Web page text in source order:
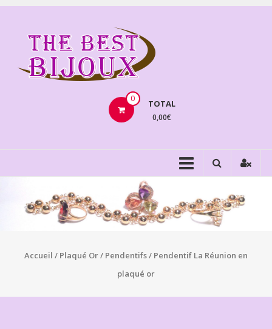
Aller
contenu
0 TOTAL
0,00€
Accueil / Plaqué Or/ Pendentifs/ Pendentif La Réunion en
plaqué or